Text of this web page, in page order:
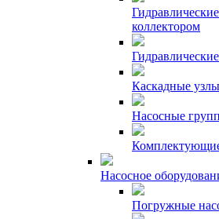
коллектором
Каскадные узлы
Насосные
Насосное
Погружные